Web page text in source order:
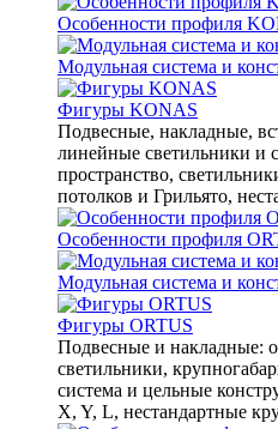
Особенности профиля
Модульная система и
Фигуры KONAS
Подвесные, накладные,
линейные светильники и
пространство,
потолков и Грильято,
Особенности профиля
Модульная система и
Фигуры ORTUS
Подвесные и накладные:
светильники,
система и цельные
X, Y, L, нестандартные